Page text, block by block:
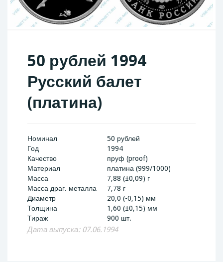
50 рублей 1994
Русский балет
(платина)
Номинал
50 рублей
Год
1994
Качество
пруф (proof)
Материал
платина (999/1000)
Масса
7,88 (±0,09) г
Масса драг. металла
7,78 г
Диаметр
20,0 (-0,15) мм
Толщина
1,60 (±0,15) мм
Тираж
900 шт.
Дата выпуска: 07.06.1994